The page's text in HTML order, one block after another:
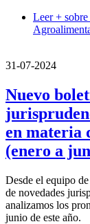
Leer +
31-07-2024
Nuevo
en materia
(enero a
Desde el equipo
de novedades
analizamos los
junio de este año.